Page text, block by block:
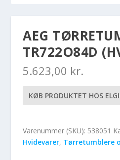
AEG
TR722O84D
5.623,00 kr.
KØB PRODUKTET HOS
Varenummer (SKU): 538051
Hvidevarer, Tørretumblere